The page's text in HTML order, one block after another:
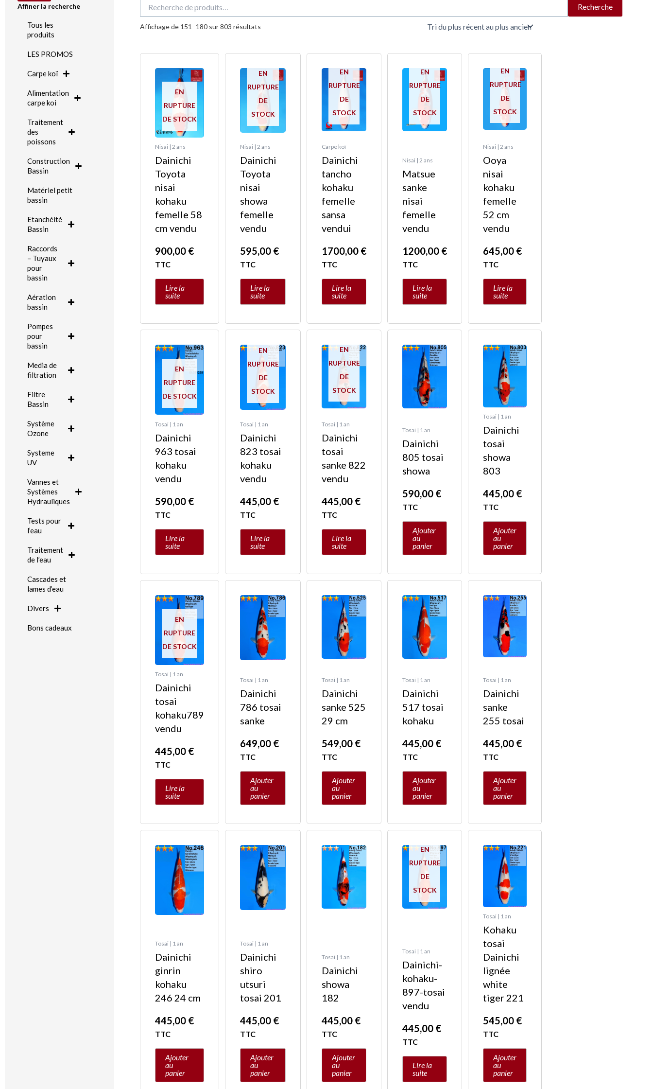
Affiner la recherche
Tous les
produits
LES PROMOS
Carpe koï
Alimentation
carpe koi
Traitement
des
poissons
Construction
Bassin
Matériel petit
bassin
Etanchéité
Bassin
Raccords
– Tuyaux
pour
bassin
Aération
bassin
Pompes
pour
bassin
Media de
filtration
Filtre
Bassin
Système
Ozone
Systeme
UV
Vannes et
Systèmes
Hydrauliques
Tests pour
l’eau
Traitement
de l’eau
Cascades et
lames d’eau
Divers
Bons cadeaux
pour :
Recherche
Affichage de 151–180 sur 803 résultats
Trié
plus
EN
RUPTURE
DE STOCK
Nisai | 2 ans
Dainichi
Toyota
nisai
kohaku
femelle 58
cm vendu
900,00 €
TTC
Lire la
suite
EN
RUPTURE
DE
STOCK
Nisai | 2 ans
Dainichi
Toyota
nisai
showa
femelle
vendu
595,00 €
TTC
Lire la
suite
EN
RUPTURE
DE
STOCK
Carpe koï
Dainichi
tancho
kohaku
femelle
sansa
vendui
1700,00 €
TTC
Lire la
suite
EN
RUPTURE
DE
STOCK
Nisai | 2 ans
Matsue
sanke
nisai
femelle
vendu
1200,00 €
TTC
Lire la
suite
EN
RUPTURE
DE
STOCK
Nisai | 2 ans
Ooya
nisai
kohaku
femelle
52 cm
vendu
645,00 €
TTC
Lire la
suite
EN
RUPTURE
DE STOCK
Tosai | 1 an
Dainichi
963 tosai
kohaku
vendu
590,00 €
TTC
Lire la
suite
EN
RUPTURE
DE
STOCK
Tosai | 1 an
Dainichi
823 tosai
kohaku
vendu
445,00 €
TTC
Lire la
suite
EN
RUPTURE
DE
STOCK
Tosai | 1 an
Dainichi
tosai
sanke 822
vendu
445,00 €
TTC
Lire la
suite
Tosai | 1 an
Dainichi
805 tosai
showa
590,00 €
TTC
Ajouter
au
panier
Tosai | 1 an
Dainichi
tosai
showa
803
445,00 €
TTC
Ajouter
au
panier
EN
RUPTURE
DE STOCK
Tosai | 1 an
Dainichi
tosai
kohaku789
vendu
445,00 €
TTC
Lire la
suite
Tosai | 1 an
Dainichi
786 tosai
sanke
649,00 €
TTC
Ajouter
au
panier
Tosai | 1 an
Dainichi
sanke 525
29 cm
549,00 €
TTC
Ajouter
au
panier
Tosai | 1 an
Dainichi
517 tosai
kohaku
445,00 €
TTC
Ajouter
au
panier
Tosai | 1 an
Dainichi
sanke
255 tosai
445,00 €
TTC
Ajouter
au
panier
Tosai | 1 an
Dainichi
ginrin
kohaku
246 24 cm
445,00 €
TTC
Ajouter
au
panier
Tosai | 1 an
Dainichi
shiro
utsuri
tosai 201
445,00 €
TTC
Ajouter
au
panier
Tosai | 1 an
Dainichi
showa
182
445,00 €
TTC
Ajouter
au
panier
EN
RUPTURE
DE
STOCK
Tosai | 1 an
Dainichi-
kohaku-
897-tosai
vendu
445,00 €
TTC
Lire la
suite
Tosai | 1 an
Kohaku
tosai
Dainichi
lignée
white
tiger 221
545,00 €
TTC
Ajouter
au
panier